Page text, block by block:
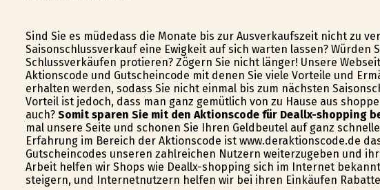
Sind Sie es müdedass die Monate bis zur Ausverkaufszeit nicht zu
Saisonschlussverkauf eine Ewigkeit auf sich warten lassen? Würden
Schlussverkäufen profitieren? Zögern Sie nicht länger! Unsere
Aktionscode und Gutscheincode mit denen Sie viele Vorteile und
erhalten werden, sodass Sie nicht einmal bis zum nächsten
Vorteil ist jedoch, dass man ganz gemütlich von zu Hause aus
auch? Somit sparen Sie mit den Aktionscode für Deallx-shopping
mal unsere Seite und schonen Sie Ihren Geldbeutel auf ganz
Erfahrung im Bereich der Aktionscode ist www.deraktionscode.de
Gutscheincodes unseren zahlreichen Nutzern weiterzugeben und
Arbeit helfen wir Shops wie Deallx-shopping sich im Internet
steigern, und Internetnutzern helfen wir bei ihren Einkäufen